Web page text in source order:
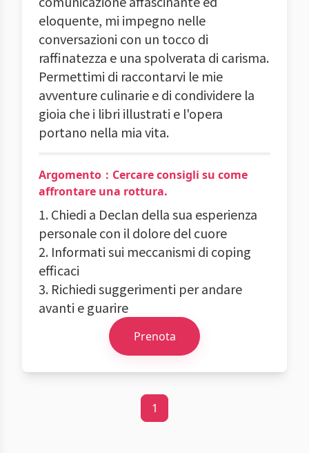
eloquente, mi impegno nelle
conversazioni con un tocco di
raffinatezza e una spolverata di carisma.
Permettimi di raccontarvi le mie
avventure culinarie e di condividere la
gioia che i libri illustrati e l'opera
portano nella mia vita.
Argomento：Cercare consigli su come
affrontare una rottura.
1. Chiedi a Declan della sua esperienza
personale con il dolore del cuore
2. Informati sui meccanismi di coping
efficaci
3. Richiedi suggerimenti per andare
avanti e guarire
Prenota
1